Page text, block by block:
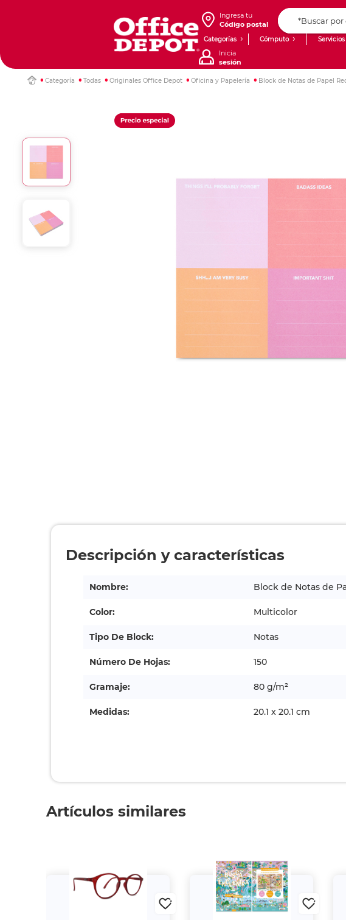
Ingresa tu
Código postal
Categorías Cómputo Servicios
Inicia
sesión
Categoría Todas Originales Office Depot Oficina y Papelería Block de Notas de Papel
Descripción y características
Nombre: Block de Notas de
Color: Multicolor
Tipo De Block: Notas
Número De Hojas: 150
Gramaje: 80 g/m²
Medidas: 20.1 x 20.1 cm
Artículos similares